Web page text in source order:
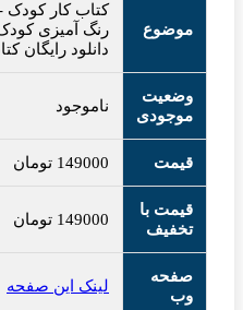
موضوع
کتاب کار کودک
رنگ آمیزی
دانلود رایگان
وضعیت
موجودی
ناموجود
قیمت 149000 تومان
قیمت با
تخفیف
149000 تومان
صفحه
وب
لینک این صفحه